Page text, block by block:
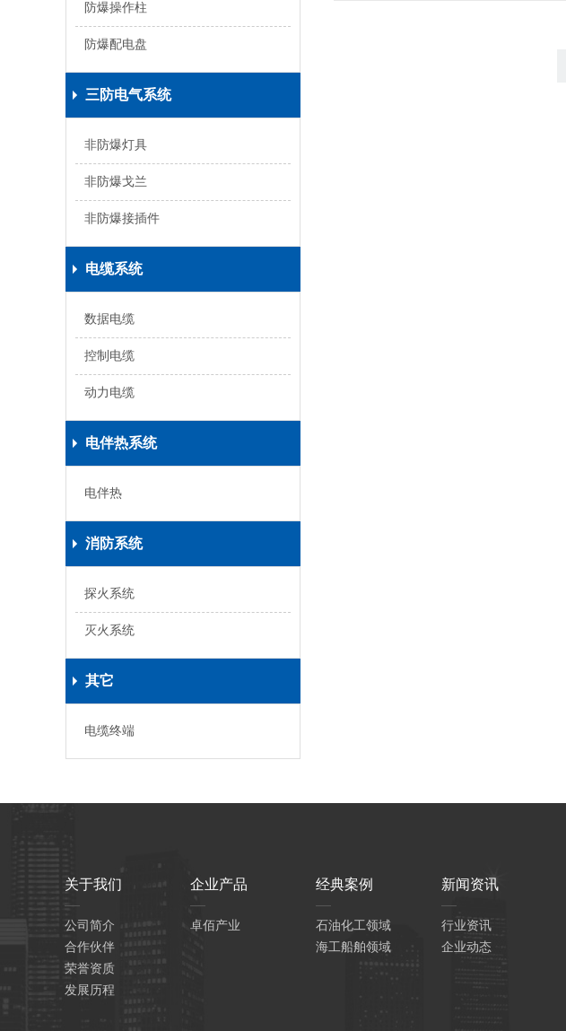
防爆操作柱
防爆配电盘
三防电气系统
非防爆灯具
非防爆戈兰
非防爆接插件
电缆系统
数据电缆
控制电缆
动力电缆
电伴热系统
电伴热
消防系统
探火系统
灭火系统
其它
电缆终端
关于我们
公司简介
合作伙伴
荣誉资质
发展历程
企业产品
卓佰产业
经典案例
石油化工领域
海工船舶领域
新闻资讯
行业资讯
企业动态